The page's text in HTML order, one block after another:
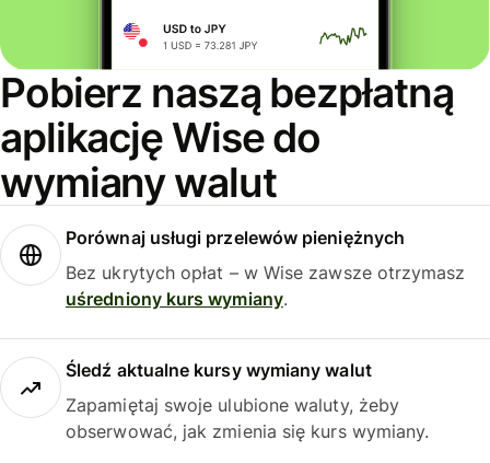
Pobierz naszą bezpłatną
aplikację Wise do
wymiany walut
Porównaj usługi przelewów pieniężnych
Bez ukrytych opłat – w Wise zawsze otrzymasz
uśredniony kurs wymiany.
Śledź aktualne kursy wymiany walut
Zapamiętaj swoje ulubione waluty, żeby
obserwować, jak zmienia się kurs wymiany.